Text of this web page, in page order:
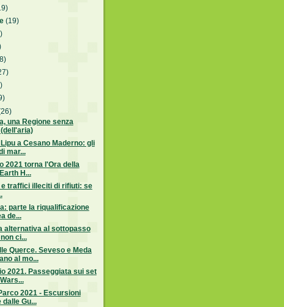
(19)
una Regione senza
a Cesano Maderno: gli
mar...
2021 torna l'Ora della
H...
traffici illeciti di rifiuti: se
parte la riqualificazione
de...
alternativa al sottopasso
ci...
Querce. Seveso e Meda
al mo...
2021. Passeggiata sui set
2021 - Escursioni
dalle Gu...